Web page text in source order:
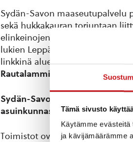
Tämä sivusto
Käytämme
ja kävijämäärämme
Sydän-Savon maaseutupalvelu
sekä hukkakauran torjuntaan
elinkeinojen ja maaseudun
lukien Leppävirta). Toimimme
linkkinä alueen kaupunkien ja
Rautalammin kuntien alueilla
Sydän-Savon
asuinkunnasta riippumatta!
Toimistot ovat auki vain